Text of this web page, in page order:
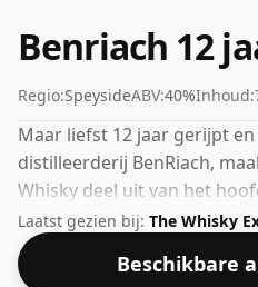
Benriach 12
Regio:SpeysideABV:40%Inhoud:
Maar liefst 12 jaar gerijpt
distilleerderij BenRiach,
Whisky deel uit van het
Speyside distilleerderij. De
whisky is 40%, wat aan de
voor whisky's ligt. Hoewel
Laatst gezien bij: The Whisky
Beschikbare